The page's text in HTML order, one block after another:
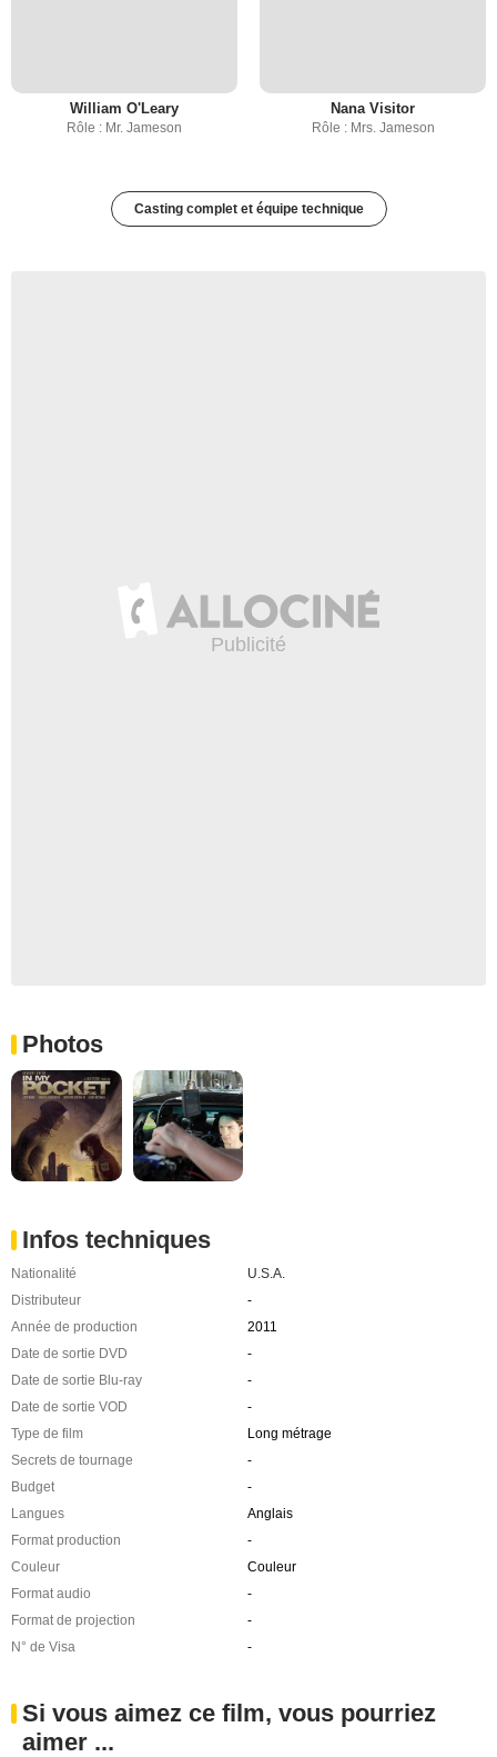
William O'Leary
Rôle : Mr. Jameson
Nana Visitor
Rôle : Mrs. Jameson
Casting complet et équipe technique
Photos
Infos techniques
Nationalité
U.S.A.
Distributeur
-
Année de production
2011
Date de sortie DVD
-
Date de sortie Blu-ray
-
Date de sortie VOD
-
Type de film
Long métrage
Secrets de tournage
-
Budget
-
Langues
Anglais
Format production
-
Couleur
Couleur
Format audio
-
Format de projection
-
N° de Visa
-
Si vous aimez ce film, vous pourriez
aimer ...